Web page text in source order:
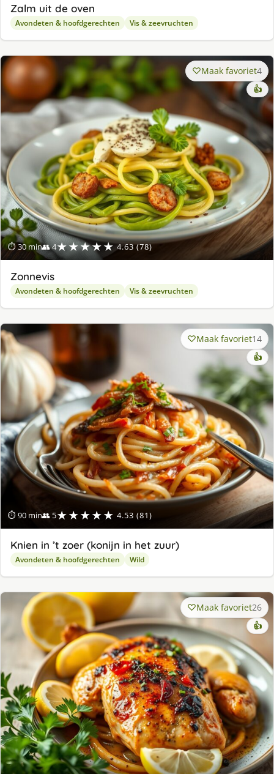
Zalm uit de oven
Avondeten & hoofdgerechten Vis & zeevruchten
⏱ 30 min👥 4★★★★★ 4.63 (78)
Maak favoriet4
👍
Zonnevis
Avondeten & hoofdgerechten Vis & zeevruchten
⏱ 90 min👥 5★★★★★ 4.53 (81)
Maak favoriet14
👍
Knien in ’t zoer (konijn in het zuur)
Avondeten & hoofdgerechten Wild
Maak favoriet26
👍